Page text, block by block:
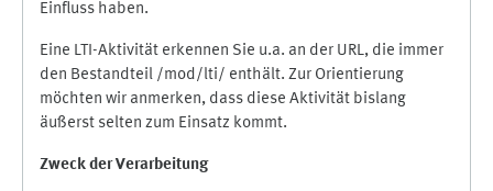
Einfluss haben.
Eine LTI-Aktivität erkennen Sie u.a. an der URL, die immer
den Bestandteil /mod/lti/ enthält. Zur Orientierung
möchten wir anmerken, dass diese Aktivität bislang
äußerst selten zum Einsatz kommt.
Zweck der Verarbeitung